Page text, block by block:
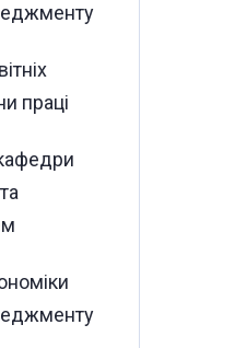
праці